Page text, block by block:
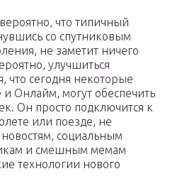
что типичный
со спутниковым
не заметит ничего
улучшиться
что сегодня некоторые
Онлайм, могут обеспечить
Он просто подключится к
или поезде, не
новостям, социальным
и смешным мемам
технологии нового